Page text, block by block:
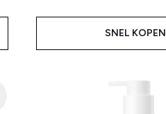
SNEL KOPEN